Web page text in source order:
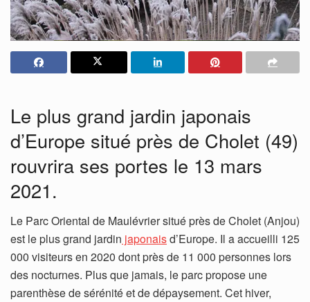
Le plus grand jardin japonais
d’Europe situé près de Cholet (49)
rouvrira ses portes le 13 mars
2021.
Le Parc Oriental de Maulévrier situé près de Cholet (Anjou)
est le plus grand jardin japonaisd’Europe. Il a accueilli 125
000 visiteurs en 2020 dont près de 11 000 personnes lors
des nocturnes. Plus que jamais, le parc propose une
parenthèse de sérénité et de dépaysement. Cet hiver,